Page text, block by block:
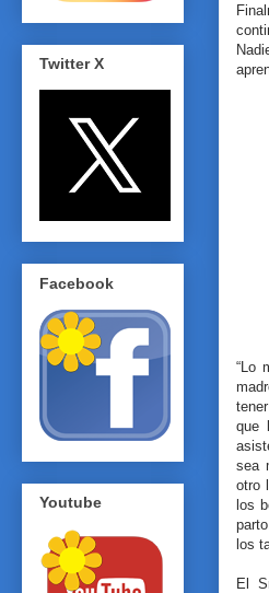
“Lo
que
sea
otro
los
los
El
Twitter X
Facebook
Youtube